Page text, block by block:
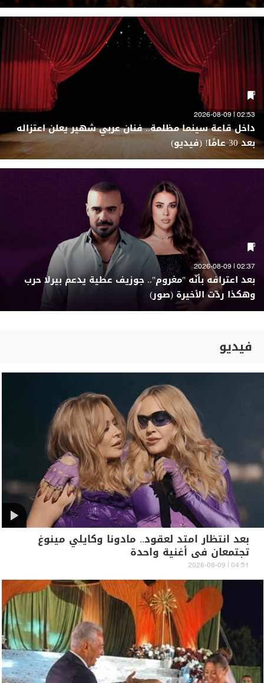
02:53 | 2026-08-09
داخل قاعة سينما مظلمة.. فنان عربي شهير يعلن اعتزاله
بعد 30 عامًا! (فيديو)
02:37 | 2026-08-09
بعد اعترافه بأنّه "مغروم".. جوزيف عطية يدعم بيرلا حرب
وهكذا ردّت الأخيرة (صور)
فيديو
بعد انتظار امتد لعقود.. مادونا وكايلي مينوغ
تجتمعان في أغنية واحدة
04:51 | 2026-08-09